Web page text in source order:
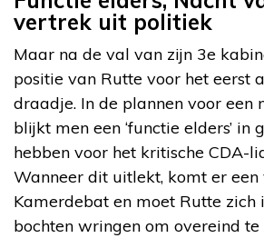
vertrek uit politiek
Maar na de val van zijn 3e
positie van Rutte voor het eerst
draadje. In de plannen voor een
blijkt men een ‘functie elders’ in
hebben voor het kritische CDA-
Wanneer dit uitlekt, komt er een
Kamerdebat en moet Rutte zich
bochten wringen om overeind te